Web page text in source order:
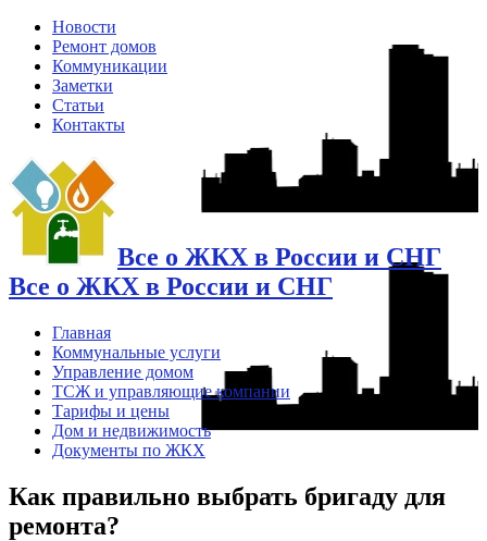
Новости
Ремонт домов
Коммуникации
Заметки
Статьи
Контакты
Все о ЖКХ в России и СНГ
Все о ЖКХ в России и СНГ
Главная
Коммунальные услуги
Управление домом
ТСЖ и управляющие компании
Тарифы и цены
Дом и недвижимость
Документы по ЖКХ
Как правильно выбрать бригаду для
ремонта?